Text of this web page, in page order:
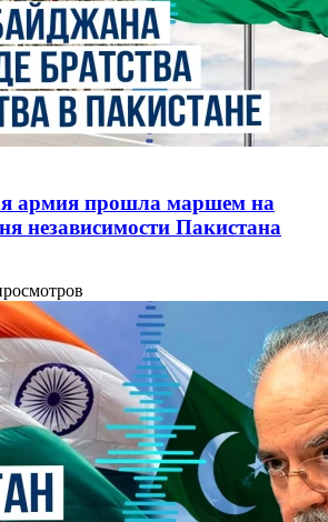
армия прошла маршем на
независимости Пакистана